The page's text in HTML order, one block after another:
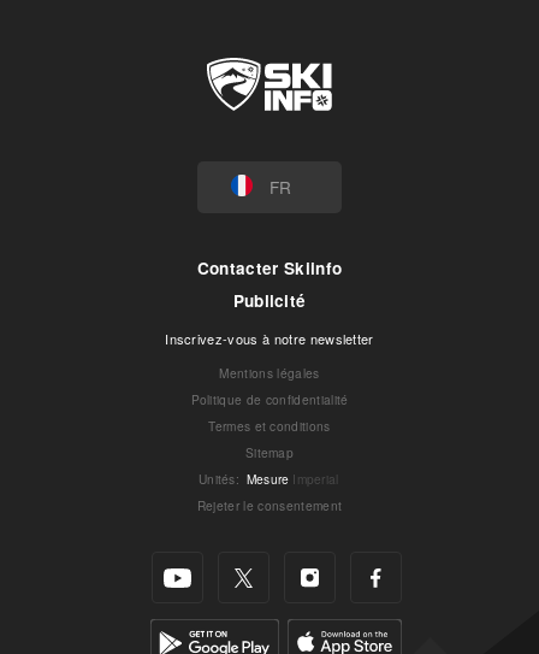
FR
Contacter Skiinfo
Publicité
Inscrivez-vous à notre newsletter
Mentions légales
Politique de confidentialité
Termes et conditions
Sitemap
Unités: Mesure Imperial
Rejeter le consentement